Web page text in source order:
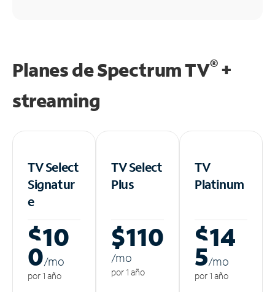
Planes de Spectrum TV®+
streaming
TV Select
Signatur
e
$10
0/mo
por 1 año
TV Select
Plus
$110
/mo
por 1 año
TV
Platinum
$14
5/mo
por 1 año